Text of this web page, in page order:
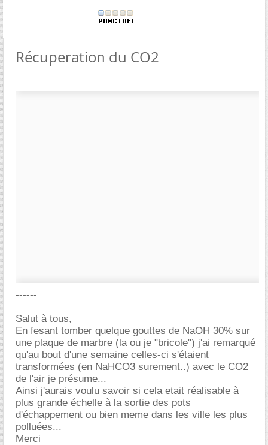
Récuperation du CO2
------
Salut à tous,
En fesant tomber quelque gouttes de NaOH 30% sur
une plaque de marbre (la ou je "bricole") j'ai remarqué
qu'au bout d'une semaine celles-ci s'étaient
transformées (en NaHCO3 surement..) avec le CO2
de l'air je présume...
Ainsi j'aurais voulu savoir si cela etait réalisable à
plus grande échelle à la sortie des pots
d'échappement ou bien meme dans les ville les plus
polluées...
Merci